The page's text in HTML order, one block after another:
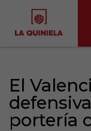
El
portería